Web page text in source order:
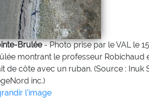
Brulée- Photo prise par le VAL le
montrant le professeur Robichaud
de côte avec un ruban. (Source : Inuk
inc.)
l'image